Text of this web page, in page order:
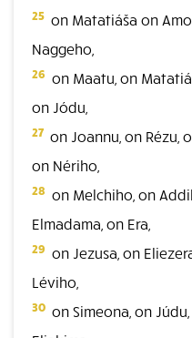
25 on Matatiáša on
Naggeho,
26 on Maatu, on
on Jódu,
27 on Joannu, on Rézu,
on Nériho,
28 on Melchiho, on
Elmadama, on Era,
29 on Jezusa, on
Léviho,
30 on Simeona, on